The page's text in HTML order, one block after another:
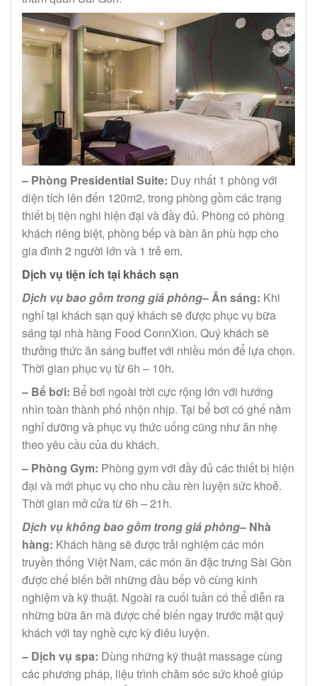
– Phòng Presidential Suite: Duy nhất 1 phòng với
diện tích lên đến 120m2, trong phòng gồm các trạng
thiết bị tiện nghi hiện đại và đầy đủ. Phòng có phòng
khách riêng biệt, phòng bếp và bàn ăn phù hợp cho
gia đình 2 người lớn và 1 trẻ em.
Dịch vụ tiện ích tại khách sạn
Dịch vụ bao gồm trong giá phòng– Ăn sáng: Khi
nghỉ tại khách sạn quý khách sẽ được phục vụ bữa
sáng tại nhà hàng Food ConnXion. Quý khách sẽ
thưởng thức ăn sáng buffet với nhiều món để lựa chọn.
Thời gian phục vụ từ 6h – 10h.
– Bể bơi: Bể bơi ngoài trời cực rộng lớn với hướng
nhìn toàn thành phố nhộn nhịp. Tại bể bơi có ghế nằm
nghỉ dưỡng và phục vụ thức uống cũng như ăn nhẹ
theo yêu cầu của du khách.
– Phòng Gym: Phòng gym với đầy đủ các thiết bị hiện
đại và mới phục vụ cho nhu cầu rèn luyện sức khoẻ.
Thời gian mở cửa từ 6h – 21h.
Dịch vụ không bao gồm trong giá phòng– Nhà
hàng: Khách hàng sẽ được trải nghiệm các món
truyền thống Việt Nam, các món ăn đặc trưng Sài Gòn
được chế biến bởi những đầu bếp vô cùng kinh
nghiệm và kỹ thuật. Ngoài ra cuối tuần có thể diễn ra
những bữa ăn mà được chế biến ngay trước mặt quý
khách với tay nghề cực kỳ điêu luyện.
– Dịch vụ spa: Dùng những kỹ thuật massage cùng
các phương pháp, liệu trình chăm sóc sức khoẻ giúp